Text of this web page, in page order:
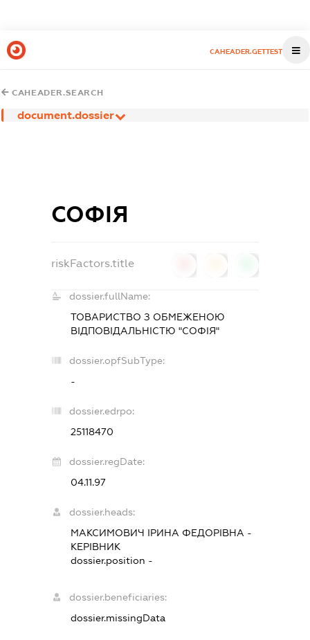
CAHEADER.GETTEST
CAHEADER.SEARCH
document.dossier
СОФІЯ
riskFactors.title
dossier.fullName:
ТОВАРИСТВО З ОБМЕЖЕНОЮ
ВІДПОВІДАЛЬНІСТЮ "СОФІЯ"
dossier.opfSubType:
-
dossier.edrpo:
25118470
dossier.regDate:
04.11.97
dossier.heads:
МАКСИМОВИЧ ІРИНА ФЕДОРІВНА -
КЕРІВНИК
dossier.position -
dossier.beneficiaries:
dossier.missingData